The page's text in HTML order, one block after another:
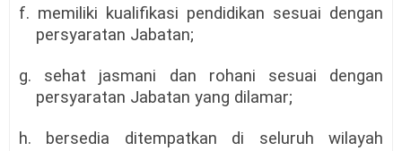
f. memiliki kualifikasi pendidikan sesuai dengan
persyaratan Jabatan;
g. sehat jasmani dan rohani sesuai dengan
persyaratan Jabatan yang dilamar;
h. bersedia ditempatkan di seluruh wilayah